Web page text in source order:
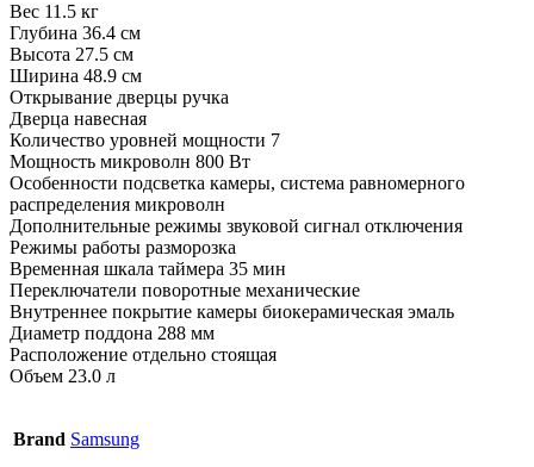
Вес 11.5 кг
Глубина 36.4 см
Высота 27.5 см
Ширина 48.9 см
Открывание дверцы ручка
Дверца навесная
Количество уровней мощности 7
Мощность микроволн 800 Вт
Особенности подсветка камеры, система равномерного
распределения микроволн
Дополнительные режимы звуковой сигнал отключения
Режимы работы разморозка
Временная шкала таймера 35 мин
Переключатели поворотные механические
Внутреннее покрытие камеры биокерамическая эмаль
Диаметр поддона 288 мм
Расположение отдельно стоящая
Объем 23.0 л
Brand Samsung